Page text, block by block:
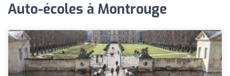
Auto-écoles à Montrouge